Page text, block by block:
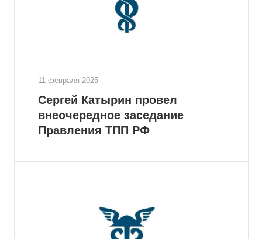
11 февраля 2025
Сергей Катырин провел
внеочередное заседание
Правления ТПП РФ